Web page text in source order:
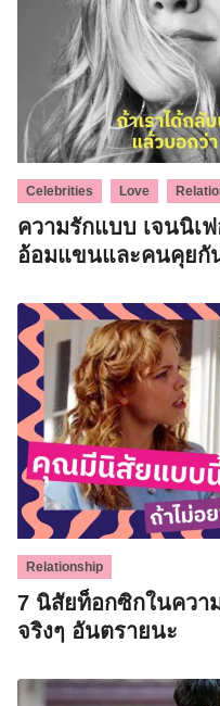
Search
Celebrities Love
ความรักแบบ เจนนิเ
อ้อมแขนและคนคุยกั
Relationship
7 นิสัยท็อกซิกในคว
จริงๆ อันตรายนะ